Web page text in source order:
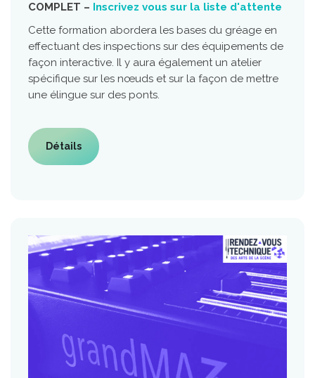
COMPLET – Inscrivez vous sur la liste d'attente
Cette formation abordera les bases du gréage en
effectuant des inspections sur des équipements de
façon interactive. Il y aura également un atelier
spécifique sur les nœuds et sur la façon de mettre
une élingue sur des ponts.
Détails